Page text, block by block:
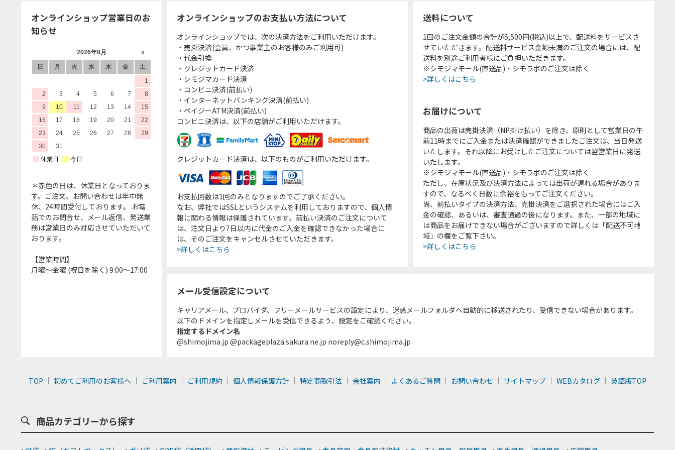
オンラインショップ営業日のお
知らせ
＊赤色の日は、休業日となっておりま
す。ご注文、お問い合わせは年中無
休、24時間受付しております。 お電
話でのお問合せ、メール返信、発送業
務は営業日のみ対応させていただいて
おります。
【営業時間】
月曜～金曜 (祝日を除く) 9:00～17:00
オンラインショップのお支払い方法について
オンラインショップでは、次の決済方法をご利用いただけます。
・売掛決済(会員、かつ事業主のお客様のみご利用可)
・代金引換
・クレジットカード決済
・シモジマカード決済
・コンビニ決済(前払い)
・インターネットバンキング決済(前払い)
・ペイジーATM決済(前払い)
コンビニ決済は、以下の店舗がご利用いただけます。
クレジットカード決済は、以下のものがご利用いただけます。
お支払回数は1回のみとなりますのでご了承ください。
なお、弊社ではSSLというシステムを利用しておりますので、個人情
報に関わる情報は保護されています。前払い決済のご注文について
は、注文日より7日以内に代金のご入金を確認できなかった場合に
は、そのご注文をキャンセルさせていただきます。
>詳しくはこちら
送料について
1回のご注文金額の合計が5,500円(税込)以上で、配送料をサービスさ
せていただきます。配送料サービス金額未満のご注文の場合には、配
送料を別途ご利用者様にご負担いただきます。
※シモジマモール(直送品)・シモラボのご注文は除く
>詳しくはこちら
お届けについて
商品の出荷は売掛決済（NP掛け払い）を除き、原則として営業日の午
前11時までにご入金または決済確認ができましたご注文は、当日発送
いたします。それ以降にお受けしたご注文については翌営業日に発送
いたします。
※シモジマモール(直送品)・シモラボのご注文は除く
ただし、在庫状況及び決済方法によっては出荷が遅れる場合がありま
すので、なるべく日数に余裕をもってご注文ください。
尚、前払いタイプの決済方法、売掛決済をご選択された場合にはご入
金の確認、あるいは、審査通過の後になります。また、一部の地域に
は商品をお届けできない場合がございますので詳しくは「配送不可地
域」の欄をご覧下さい。
>詳しくはこちら
メール受信設定について
キャリアメール、プロバイダ、フリーメールサービスの設定により、迷惑メールフォルダへ自動的に移送されたり、受信できない場合があります。
以下のドメインを指定しメールを受信できるよう、設定をご確認ください。
指定するドメイン名
@shimojima.jp @packageplaza.sakura.ne.jp noreply@c.shimojima.jp
TOP 初めてご利用のお客様へ ご利用案内 ご利用規約 個人情報保護方針 特定商取引法 会社案内 よくあるご質問 お問い合わせ サイトマップ WEBカタログ 英語版TOP
商品カテゴリーから探す